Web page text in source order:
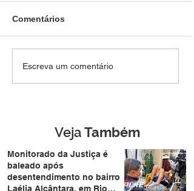
SEM DIREITO A LUA DE
durante casamento
coletivo da Expoacre
Comentários
Escreva um comentário
VejaTambém
Monitorado da Justiça é
baleado após
desentendimento no bairro
Laélia Alcântara, em Rio